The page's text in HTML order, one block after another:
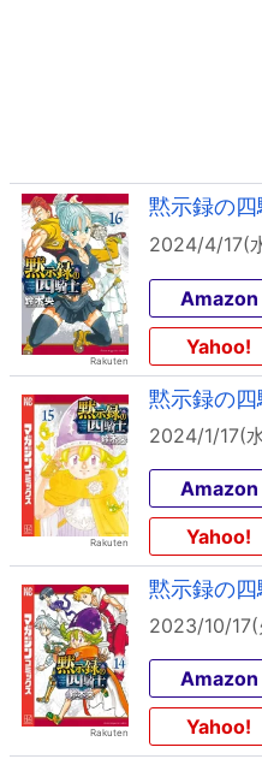
黙示録の四
2024/4/17(
Amazon
Yahoo!
黙示録の四
2024/1/17(
Amazon
Yahoo!
黙示録の
2023/10/17(
Amazon
Yahoo!